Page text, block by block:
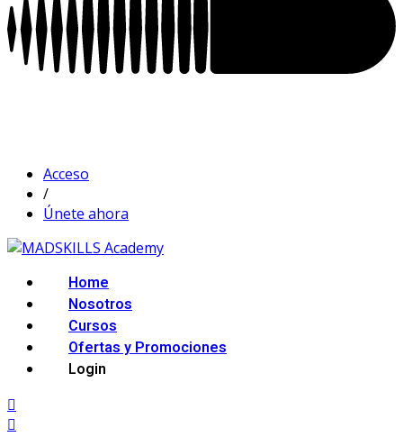
Acceso
/
Únete ahora
Home
Nosotros
Cursos
Ofertas y Promociones
Login